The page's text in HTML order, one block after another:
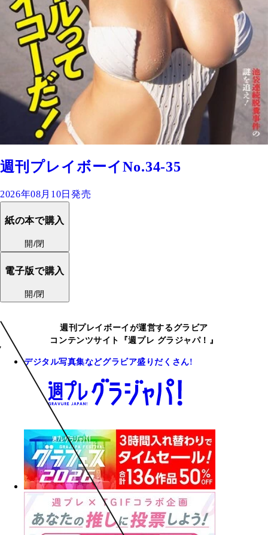
週刊プレイボーイNo.34-35
2026年08月10日発売
紙の本で購入
開/閉
電子版で購入
開/閉
週刊プレイボーイが運営するグラビア
コンテンツサイト『週プレ グラジャパ！』
デジタル写真集などグラビア盛りだくさん!